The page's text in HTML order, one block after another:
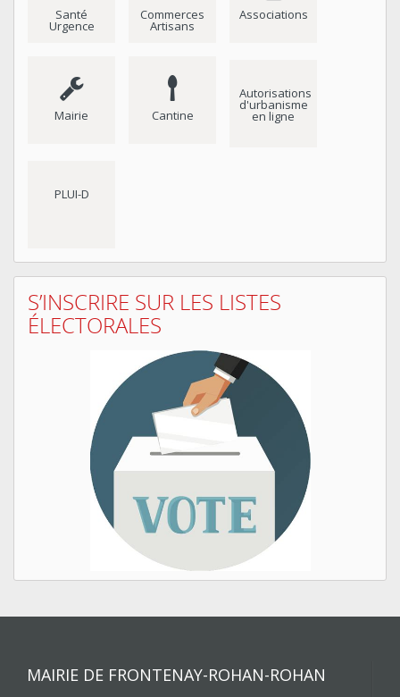
Santé
Urgence
Commerces
Artisans
Associations
Mairie Cantine
Autorisations
d'urbanisme
en ligne
PLUI-D
S’INSCRIRE SUR LES LISTES
ÉLECTORALES
MAIRIE DE FRONTENAY-ROHAN-ROHAN